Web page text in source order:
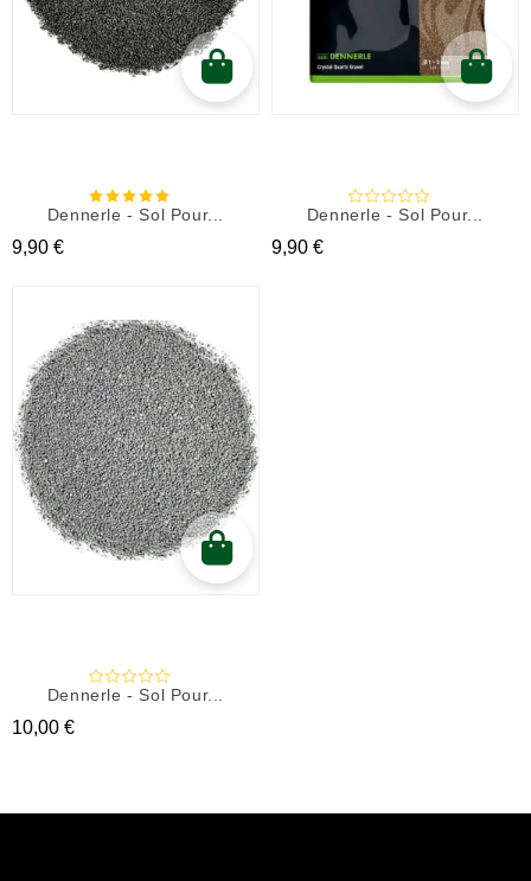
Dennerle - Sol Pour...
Prix
9,90 €
Dennerle - Sol Pour...
Prix
9,90 €
Dennerle - Sol Pour...
Prix
10,00 €